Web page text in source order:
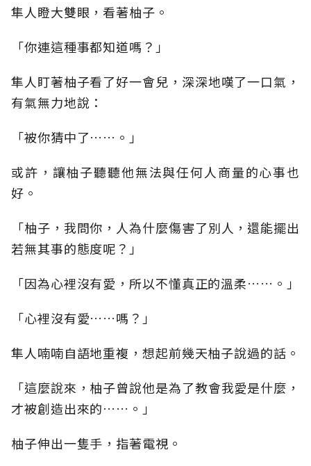
隼人瞪大雙眼，看著柚子。
「你連這種事都知道嗎？」
隼人盯著柚子看了好一會兒，深深地嘆了一口氣，
有氣無力地說：
「被你猜中了……。」
或許，讓柚子聽聽他無法與任何人商量的心事也
好。
「柚子，我問你，人為什麼傷害了別人，還能擺出
若無其事的態度呢？」
「因為心裡沒有愛，所以不懂真正的溫柔……。」
「心裡沒有愛……嗎？」
隼人喃喃自語地重複，想起前幾天柚子說過的話。
「這麼說來，柚子曾說他是為了教會我愛是什麼，
才被創造出來的……。」
柚子伸出一隻手，指著電視。